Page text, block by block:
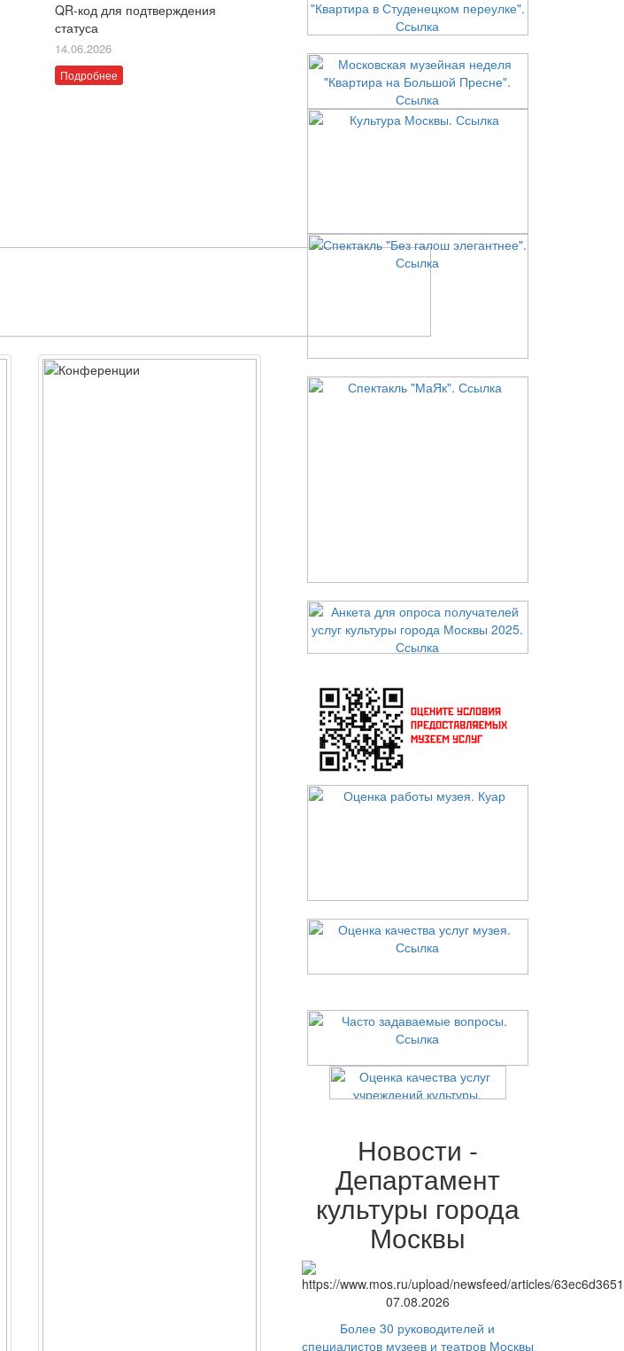
QR-код для подтверждения
статуса
14.06.2026
Подробнее
Новости -
Департамент
культуры города
Москвы
07.08.2026
Более 30 руководителей и
специалистов музеев и театров Москвы